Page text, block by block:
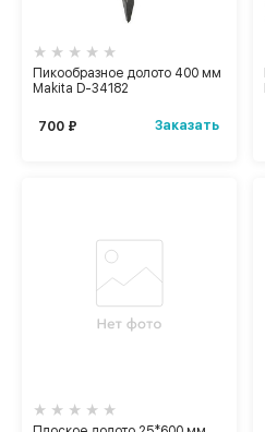
Пикообразное долото 400 мм
Makita D-34182
700 ₽ Заказать